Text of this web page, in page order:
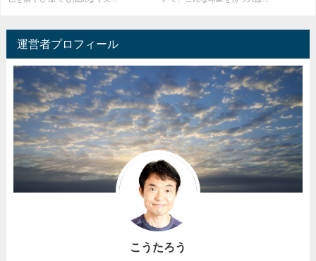
運営者プロフィール
こうたろう